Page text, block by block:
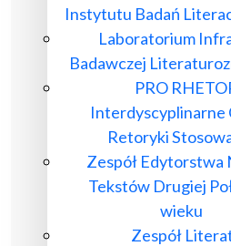
Instytutu Badań
Laboratorium
Badawczej
PRO
Interdyscyplinarne
Retoryki
Zespół Edytorstwa
Tekstów Drugiej
wieku
Zespół